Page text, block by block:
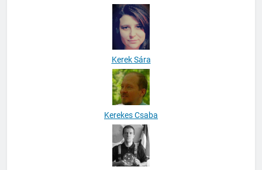
Kerek Sára
Kerekes Csaba